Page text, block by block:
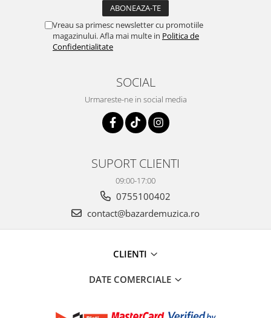
Vreau sa primesc newsletter cu promotiile
magazinului. Afla mai multe in Politica de
Confidentialitate
SOCIAL
Urmareste-ne in social media
SUPORT CLIENTI
09:00-17:00
0755100402
contact@bazardemuzica.ro
CLIENTI
DATE COMERCIALE